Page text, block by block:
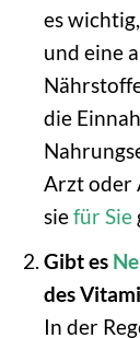
es
und eine
die
Arzt oder
siefür Sie
Gibt es
des
In der